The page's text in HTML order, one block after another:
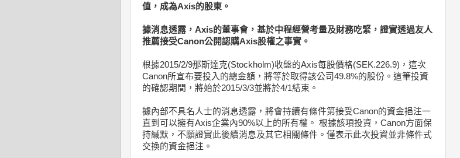
值，成為Axis的股東。
據消息透露，Axis的董事會，基於中程經營考量及財務吃緊，證實透過友人
推薦接受Canon公開認購Axis股權之事實。
根據2015/2/9那斯達克(Stockholm)收盤的Axis每股價格(SEK.226.9)，這次
Canon所宣布要投入的總金額，將等於取得該公司49.8%的股份。這筆投資
的確認期間，將始於2015/3/3並將於4/1結束。
據內部不具名人士的消息透露，將會持續有條件第接受Canon的資金挹注一
直到可以擁有Axis企業內90%以上的所有權。 根據該項投資，Canon方面保
持緘默，不願證實此後續消息及其它相關條件。僅表示此次投資並非條件式
交換的資金挹注。